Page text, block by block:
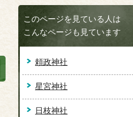
このページを見ている人は
こんなページも見ています
頼政神社
星宮神社
日枝神社